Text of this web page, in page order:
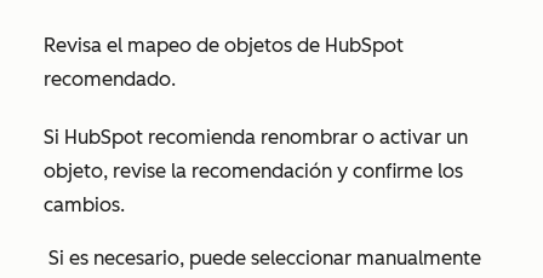
Revisa el mapeo de objetos de HubSpot
recomendado.
Si HubSpot recomienda renombrar o activar un
objeto, revise la recomendación y confirme los
cambios.
Si es necesario, puede seleccionar manualmente